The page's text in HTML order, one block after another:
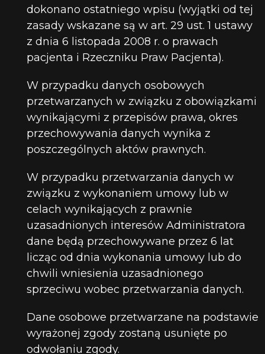
dokonano ostatniego wpisu (wyjątki od tej
zasady wskazane są w art. 29 ust. 1 ustawy
z dnia 6 listopada 2008 r. o prawach
pacjenta i Rzeczniku Praw Pacjenta).
W przypadku danych osobowych
przetwarzanych w związku z obowiązkami
wynikającymi z przepisów prawa, okres
przechowywania danych wynika z
poszczególnych aktów prawnych.
W przypadku przetwarzania danych w
związku z wykonaniem umowy lub w
celach wynikających z prawnie
uzasadnionych interesów Administratora
dane będą przechowywane przez 6 lat
licząc od dnia wykonania umowy lub do
chwili wniesienia uzasadnionego
sprzeciwu wobec przetwarzania danych.
Dane osobowe przetwarzane na podstawie
wyrażonej zgody zostaną usunięte po
odwołaniu zgody.